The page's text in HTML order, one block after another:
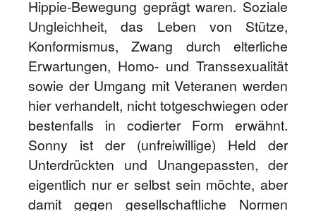
Hippie-Bewegung geprägt waren. Soziale
Ungleichheit, das Leben von Stütze,
Konformismus, Zwang durch elterliche
Erwartungen, Homo- und Transsexualität
sowie der Umgang mit Veteranen werden
hier verhandelt, nicht totgeschwiegen oder
bestenfalls in codierter Form erwähnt.
Sonny ist der (unfreiwillige) Held der
Unterdrückten und Unangepassten, der
eigentlich nur er selbst sein möchte, aber
damit gegen gesellschaftliche Normen